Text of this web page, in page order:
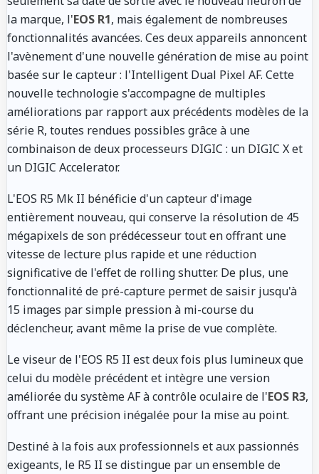
la marque, l'EOS R1, mais également de nombreuses
fonctionnalités avancées. Ces deux appareils annoncent
l'avènement d'une nouvelle génération de mise au point
basée sur le capteur : l'Intelligent Dual Pixel AF. Cette
nouvelle technologie s'accompagne de multiples
améliorations par rapport aux précédents modèles de la
série R, toutes rendues possibles grâce à une
combinaison de deux processeurs DIGIC : un DIGIC X et
un DIGIC Accelerator.
L'EOS R5 Mk II bénéficie d'un capteur d'image
entièrement nouveau, qui conserve la résolution de 45
mégapixels de son prédécesseur tout en offrant une
vitesse de lecture plus rapide et une réduction
significative de l'effet de rolling shutter. De plus, une
fonctionnalité de pré-capture permet de saisir jusqu'à
15 images par simple pression à mi-course du
déclencheur, avant même la prise de vue complète.
Le viseur de l'EOS R5 II est deux fois plus lumineux que
celui du modèle précédent et intègre une version
améliorée du système AF à contrôle oculaire de l'EOS R3,
offrant une précision inégalée pour la mise au point.
Destiné à la fois aux professionnels et aux passionnés
exigeants, le R5 II se distingue par un ensemble de